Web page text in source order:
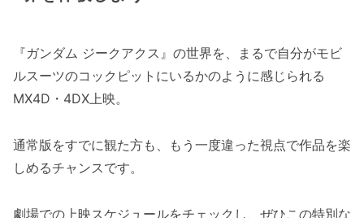
『ガンダム ジークアクス』の世界を、まるで自分がモビ
ルスーツのコックピットにいるかのように感じられる
MX4D・4DX上映。
通常版をすでに観た方も、もう一度違った視点で作品を楽
しめるチャンスです。
劇場での上映スケジュールをチェックし、ぜひこの特別な